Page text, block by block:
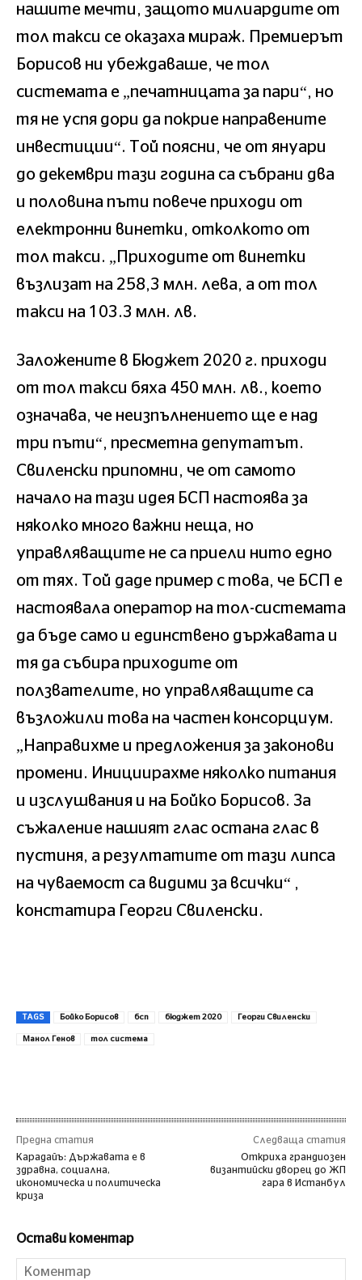
нашите мечти, защото милиардите от
тол такси се оказаха мираж. Премиерът
Борисов ни убеждаваше, че тол
системата е „печатницата за пари“, но
тя не успя дори да покрие направените
инвестиции“. Той поясни, че от януари
до декември тази година са събрани два
и половина пъти повече приходи от
електронни винетки, отколкото от
тол такси. „Приходите от винетки
възлизат на 258,3 млн. лева, а от тол
такси на 103.3 млн. лв.
Заложените в Бюджет 2020 г. приходи
от тол такси бяха 450 млн. лв., което
означава, че неизпълнението ще е над
три пъти“, пресметна депутатът.
Свиленски припомни, че от самото
начало на тази идея БСП настоява за
няколко много важни неща, но
управляващите не са приели нито едно
от тях. Той даде пример с това, че БСП е
настоявала оператор на тол-системата
да бъде само и единствено държавата и
тя да събира приходите от
ползвателите, но управляващите са
възложили това на частен консорциум.
„Направихме и предложения за законови
промени. Инициирахме няколко питания
и изслушвания и на Бойко Борисов. За
съжаление нашият глас остана глас в
пустиня, а резултатите от тази липса
на чуваемост са видими за всички“ ,
констатира Георги Свиленски.
TAGS Бойко Борисов бсп бюджет 2020 Георги Свиленски
Манол Генов тол система
Предна статия
Карадайъ: Държавата е в
здравна, социална,
икономическа и политическа
криза
Следваща статия
Откриха грандиозен
византийски дворец до ЖП
гара в Истанбул
Остави коментар